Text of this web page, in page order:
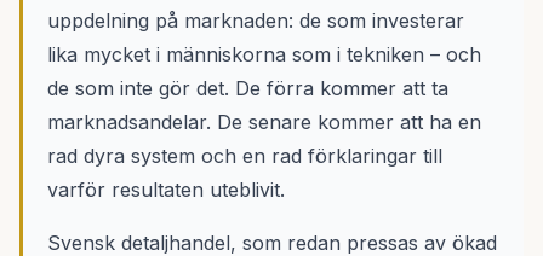
uppdelning på marknaden: de som investerar
lika mycket i människorna som i tekniken – och
de som inte gör det. De förra kommer att ta
marknadsandelar. De senare kommer att ha en
rad dyra system och en rad förklaringar till
varför resultaten uteblivit.
Svensk detaljhandel, som redan pressas av ökad